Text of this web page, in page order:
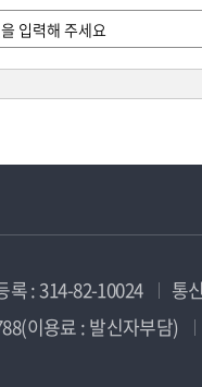
록 : 314-82-10024
통
이용료 : 발신자부담)